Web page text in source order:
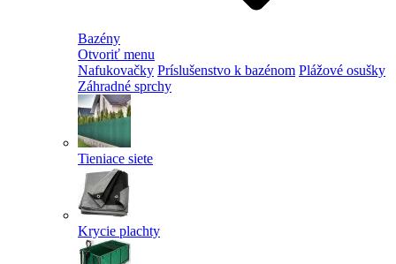
Bazény
Otvoriť menu
Nafukovačky Príslušenstvo k bazénom Plážové osušky
Záhradné sprchy
Tieniace siete
Krycie plachty